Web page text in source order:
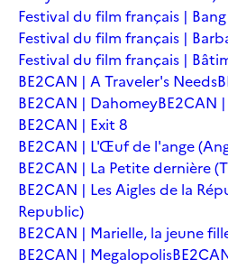
Festival du film français |
Festival du film français |
Festival du film français |
BE2CAN | A Traveler's Needs
BE2CAN | DahomeyBE2CAN
BE2CAN | Exit 8
BE2CAN | L'Œuf de l'ange
BE2CAN | La Petite dernière
BE2CAN | Les Aigles de la
Republic)
BE2CAN | Marielle, la jeune
BE2CAN | Megalopolis